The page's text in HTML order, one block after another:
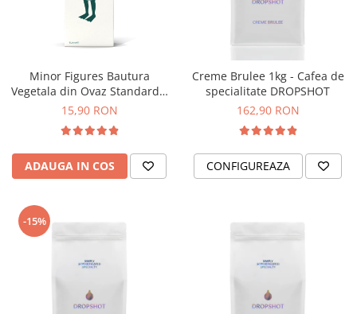
Accesorii sirop
Cești pentru cafea
Tamping - Statie de tampare
Cleaning
Filtre Hartie
Dozare
Termometru
Cutite de macinare
Pahare termoizolante
Minor Figures Bautura
Vegetala din Ovaz Standard –
1L
15,90 RON
ADAUGA IN COS
Creme Brulee 1kg - Cafea de
specialitate DROPSHOT
162,90 RON
CONFIGUREAZA
-15%